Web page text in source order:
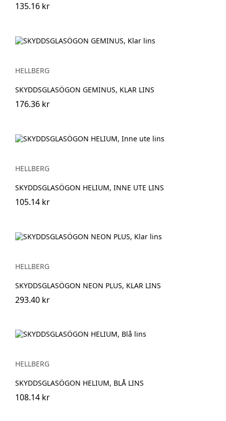
135.16 kr
HELLBERG
SKYDDSGLASÖGON GEMINUS, KLAR LINS
176.36 kr
HELLBERG
SKYDDSGLASÖGON HELIUM, INNE UTE LINS
105.14 kr
HELLBERG
SKYDDSGLASÖGON NEON PLUS, KLAR LINS
293.40 kr
HELLBERG
SKYDDSGLASÖGON HELIUM, BLÅ LINS
108.14 kr